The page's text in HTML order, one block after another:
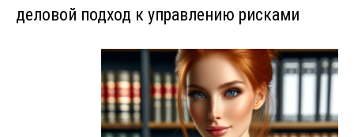
деловой подход к управлению рисками